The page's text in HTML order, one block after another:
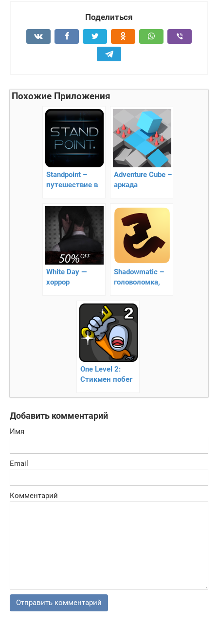
Поделиться
Похожие Приложения
Standpoint –
путешествие в
Adventure Cube –
аркада
White Day —
хоррор
Shadowmatic –
головоломка,
воображение
One Level 2:
Стикмен побег
Добавить комментарий
Имя
Email
Комментарий